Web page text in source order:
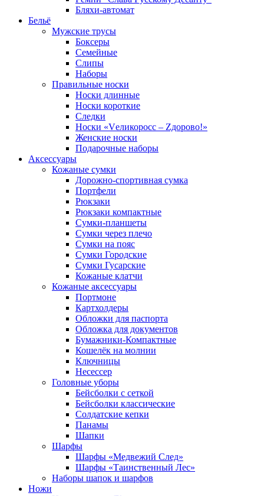
Бляхи-автомат
Бельё
Мужские трусы
Боксеры
Семейные
Слипы
Наборы
Правильные носки
Носки длинные
Носки короткие
Следки
Носки «Vеликоросс – Zдорово!»
Женские носки
Подарочные наборы
Аксессуары
Кожаные сумки
Дорожно-спортивная сумка
Портфели
Рюкзаки
Рюкзаки компактные
Сумки-планшеты
Сумки через плечо
Сумки на пояс
Сумки Городские
Сумки Гусарские
Кожаные клатчи
Кожаные аксессуары
Портмоне
Картхолдеры
Обложки для паспорта
Обложка для документов
Бумажники-Компактные
Кошелёк на молнии
Ключницы
Несессер
Головные уборы
Бейсболки с сеткой
Бейсболки классические
Солдатские кепки
Панамы
Шапки
Шарфы
Шарфы «Медвежий След»
Шарфы «Таинственный Лес»
Наборы шапок и шарфов
Ножи